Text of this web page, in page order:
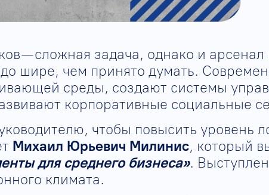
— сложная задача, однако и
шире, чем принято думать.
среды, создают системы
корпоративные социальные
чтобы повысить уровень
Михаил Юрьевич Милинис, который
для среднего бизнеса».
климата.